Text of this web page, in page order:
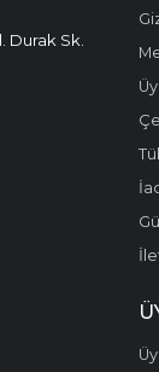
Durak Sk.